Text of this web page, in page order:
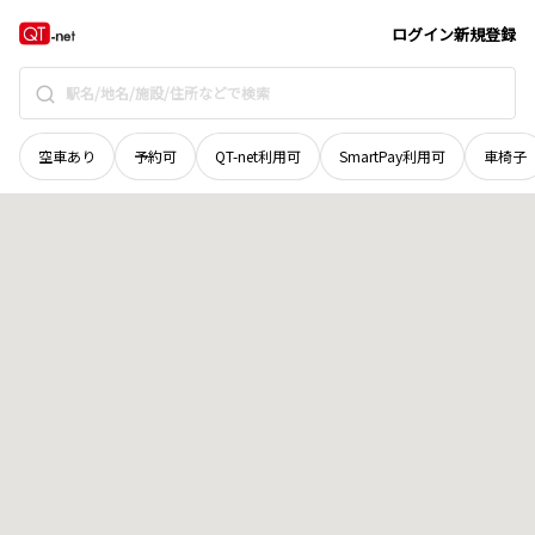
ログイン新規登録
空車あり 予約可 QT-net利用可 SmartPay利用可 車椅子
新潟県